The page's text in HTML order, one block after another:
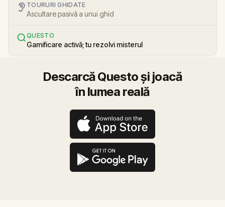
TOURURI GHIDATE
Ascultare pasivă a unui ghid
QUESTO
Gamificare activă; tu rezolvi misterul
Descarcă Questo și joacă
în lumea reală